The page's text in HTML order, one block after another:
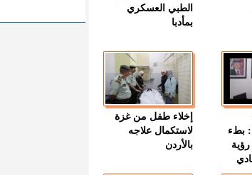
الطبي العسكري
بمأدبا
بطء
إخلاء طفل من غزة
لاستكمال علاجه
بالأردن